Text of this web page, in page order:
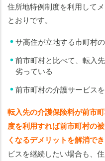
住所地特例制度を利用して
とおりです。
サ高住が立地する市町村
前市町村と比べて、転入
劣っている
前市町村の介護サービス
転入先の介護保険料が前市
度を利用すれば前市町村の
くなるデメリットを解消で
ビスを継続したい場合も、